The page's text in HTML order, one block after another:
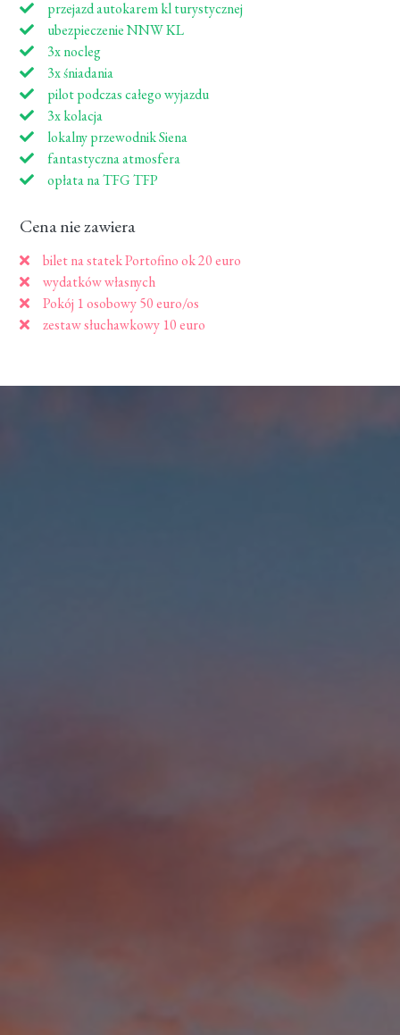
przejazd autokarem kl turystycznej
ubezpieczenie NNW KL
3x nocleg
3x śniadania
pilot podczas całego wyjazdu
3x kolacja
lokalny przewodnik Siena
fantastyczna atmosfera
opłata na TFG TFP
Cena nie zawiera
bilet na statek Portofino ok 20 euro
wydatków własnych
Pokój 1 osobowy 50 euro/os
zestaw słuchawkowy 10 euro